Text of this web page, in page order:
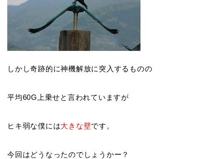
しかし奇跡的に神機解放に突入するものの
平均60G上乗せと言われていますが
ヒキ弱な僕には大きな壁です。
今回はどうなったのでしょうかー？